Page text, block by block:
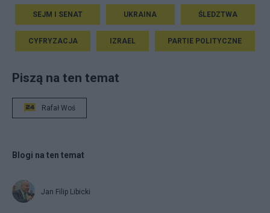
SEJM I SENAT UKRAINA ŚLEDZTWA
CYFRYZACJA IZRAEL PARTIE POLITYCZNE
Piszą na ten temat
Rafał Woś
Blogi na ten temat
Jan Filip Libicki